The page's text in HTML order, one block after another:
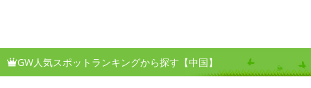
GW人気スポットランキングから探す【中国】